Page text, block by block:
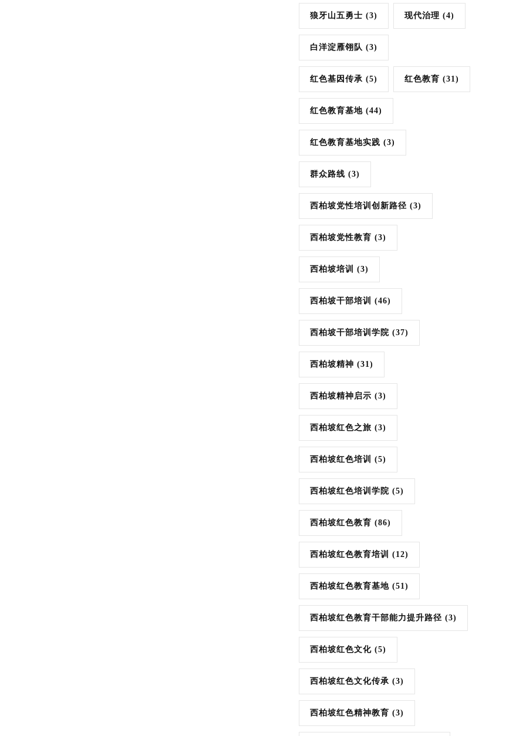
狼牙山五勇士 (3) 现代治理 (4)
白洋淀雁翎队 (3)
红色基因传承 (5) 红色教育 (31)
红色教育基地 (44)
红色教育基地实践 (3)
群众路线 (3)
西柏坡党性培训创新路径 (3)
西柏坡党性教育 (3)
西柏坡培训 (3)
西柏坡干部培训 (46)
西柏坡干部培训学院 (37)
西柏坡精神 (31)
西柏坡精神启示 (3)
西柏坡红色之旅 (3)
西柏坡红色培训 (5)
西柏坡红色培训学院 (5)
西柏坡红色教育 (86)
西柏坡红色教育培训 (12)
西柏坡红色教育基地 (51)
西柏坡红色教育干部能力提升路径 (3)
西柏坡红色文化 (5)
西柏坡红色文化传承 (3)
西柏坡红色精神教育 (3)